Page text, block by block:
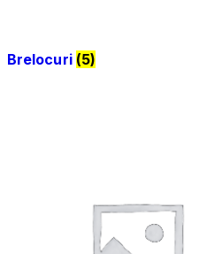
Brelocuri (5)